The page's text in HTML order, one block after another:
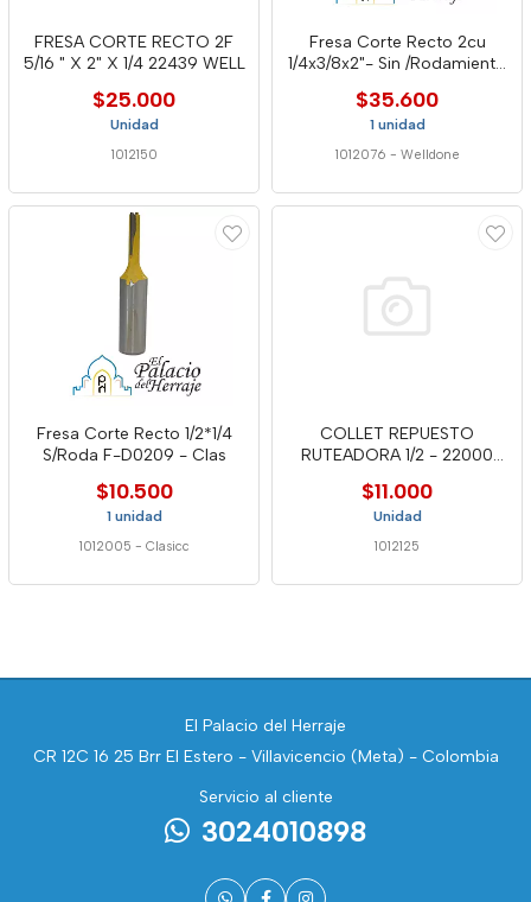
FRESA CORTE RECTO 2F
5/16 " X 2" X 1/4 22439 WELL
$25.000
Unidad
1012150
Fresa Corte Recto 2cu
1/4x3/8x2"- Sin /Rodamiento
$35.600
1 unidad
1012076 - Welldone
Fresa Corte Recto 1/2*1/4
S/Roda F-D0209 - Clas
$10.500
1 unidad
1012005 - Clasicc
COLLET REPUESTO
RUTEADORA 1/2 - 22000
$11.000
Unidad
1012125
El Palacio del Herraje
CR 12C 16 25 Brr El Estero - Villavicencio (Meta) - Colombia
Servicio al cliente
3024010898